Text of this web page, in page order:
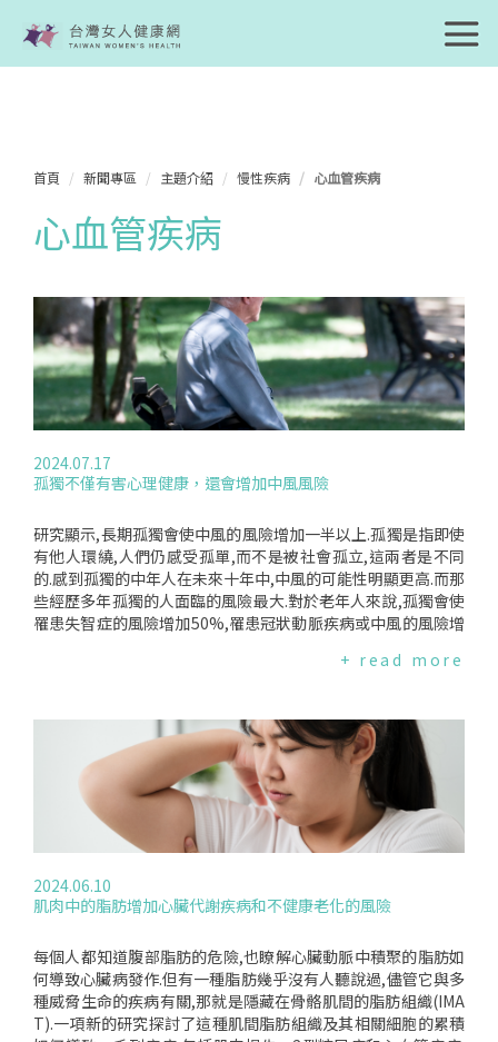
首頁 新聞專區 主題介紹 慢性疾病 心血管疾病
心血管疾病
2024.07.17
孤獨不僅有害心理健康，還會增加中風風險
研究顯示,長期孤獨會使中風的風險增加一半以上.孤獨是指即使
有他人環繞,人們仍感受孤單,而不是被社會孤立,這兩者是不同
的.感到孤獨的中年人在未來十年中,中風的可能性明顯更高.而那
些經歷多年孤獨的人面臨的風險最大.對於老年人來說,孤獨會使
罹患失智症的風險增加50%,罹患冠狀動脈疾病或中風的風險增
eSoh博士表示,這顯示長期孤獨對公共衛生構成威脅,並建議對
並應該根據人們的孤獨感提供幫助.2023年,世界衛生組織(WH
O)宣布孤獨是一個重大的全球健康威脅,將其對死亡的影響等同
於每天吸15支菸.雖然先前的研究已將孤獨感與心血管疾病的較
高風險聯繫起來,但研究人員表示,這是第一個特別檢視孤獨時間
長短與中風關聯的研究."如果我們不能從微觀和宏觀層面解決他
們的孤獨感,可能會產生深遠的健康後果."如何面對與改善問題
可以透過與老年人進行友好交談來"盡自己的一份力量".導演Ca
rolineAbrahams說:"隨著年齡的增長,孤獨感讓我們許多人失
到與世隔絕和被拋棄.進而對我們的健康產生影響.情緒低落會使
我們更難正確照顧我們的健康並管理健康狀況.這可能意味著,當
我們擔心健康問題時,我們會覺得無處可去,從而推遲尋求幫
助.""政府需要將預防和應對孤獨作為政策優先事項,並提供必要
+ read more
2024.06.10
肌肉中的脂肪增加心臟代謝疾病和不健康老化的風險
每個人都知道腹部脂肪的危險,也瞭解心臟動脈中積聚的脂肪如
何導致心臟病發作.但有一種脂肪幾乎沒有人聽說過,儘管它與多
種威脅生命的疾病有關,那就是隱藏在骨骼肌間的脂肪組織(IMA
T).一項新的研究探討了這種肌間脂肪組織及其相關細胞的累積